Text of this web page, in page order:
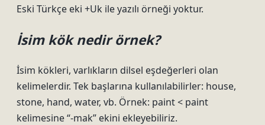
Eski Türkçe eki +Uk ile yazılı örneği yoktur.
İsim kök nedir örnek?
İsim kökleri, varlıkların dilsel eşdeğerleri olan
kelimelerdir. Tek başlarına kullanılabilirler: ​​house,
stone, hand, water, vb. Örnek: paint < paint
kelimesine “-mak” ekini ekleyebiliriz.